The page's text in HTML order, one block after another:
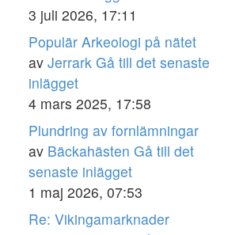
3 juli 2026, 17:11
Populär Arkeologi på nätet
av Jerrark Gå till det senaste
inlägget
4 mars 2025, 17:58
Plundring av fornlämningar
av Bäckahästen Gå till det
senaste inlägget
1 maj 2026, 07:53
Re: Vikingamarknader